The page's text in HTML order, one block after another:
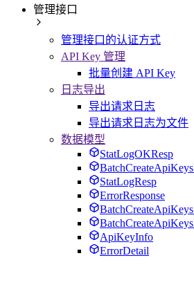
管理接口
管理接口的认证方式
API Key 管理
批量创建 API Key
日志导出
导出请求日志
导出请求日志为文件
数据模型
StatLogOKResp
StatLogResp
ErrorResponse
ApiKeyInfo
ErrorDetail